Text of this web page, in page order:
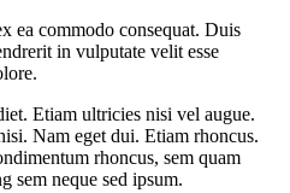
ea commodo consequat. Duis
in vulputate velit esse
Etiam ultricies nisi vel augue.
Nam eget dui. Etiam rhoncus.
rhoncus, sem quam
sem neque sed ipsum.